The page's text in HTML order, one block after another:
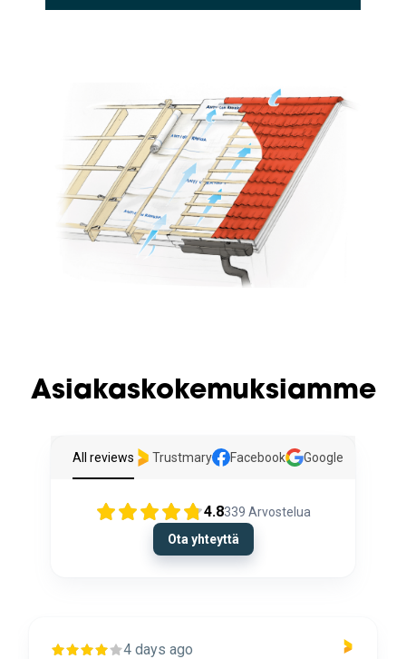
Asiakaskokemuksiamme
All reviews Trustmary Facebook Google
4.8339 Arvostelua
Ota yhteyttä
4 days ago